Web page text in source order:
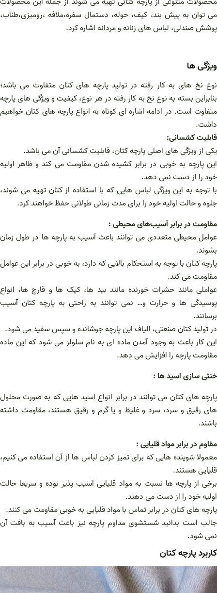
می توان به پیش بند، کیف، حوله، دستمال سفره،ملافه ،رومیزی،طناب،
پوشش صندلی، لباس های زنانه و مردانه اشاره کرد.
ویژگی ها
نوع نخ های به کار رفته در تولید پارچه های کتان متفاوت می باشد؛
بنابراین بسته به نوع نخ به کار رفته در هر نوع، کیفیت و ویژگی های پارچه
متفاوت است. در ادامه اشاره ای کوتاه به انواع پارچه های کتان خواهیم
داشت.
قابلیت کشسانی:
یکی از ویژگی های اصلی پارچه کتان، قابلیت کشسانی آن می باشد.
این پارچه به خوبی در برابر کشیده شدن مقاومت می کند و ظاهر اولیه
خود را از دست نمی دهد.
با توجه به این ویژگی لباس هایی که با استفاده از کتان تهیه می شوند،
جلوه و حالت اولیه خود را برای مدت زمانی طولانی حفظ خواهند کرد.
مقاومت در برابر آسیب‌های محیطی :
عوامل محیطی متعددی می توانند باعث آسیب به پارچه ها در طول زمان
بشوند.
پارچه کتان با توجه به استحکام بالایی که دارد، به خوبی در برابر این عوامل
مقاومت می کند.
عواملی مانند حشرات خورنده مانند بید ها، کپک‌ ها و قارچ‌ ها، انواع
پوسیدگی‌ ها و حرارت و… نمی‌ توانند به‌ راحتی به پارچه کتان آسیب
برسانند.
در تولید کتان صنعتی، الیاف این پارچه جوشانده و سپس سفید می شود.
این کار باعث به وجود آمدن ماده ای به نام سلولز می شود که این ماده
مقاومت پارچه را افزایش می دهد.
خنثی‌ سازی اسید ها :
پارچه‌ های کتان می‌ توانند در برابر انواع اسید هایی که به صورت محلول‌
های رقیق و سرد، سرد و غلیظ و یا گرم و رقیق هستند، مقاومت داشته
باشند.
مقاوم در برابر مواد قلیایی :
معمولا شوینده هایی که برای تمیز کردن لباس ها از آن استفاده می کنیم،
قلیایی هستند.
برخی از پارچه ها نسبت به مواد قلیایی آسیب پذیر بوده و سریعا حالت
اولیه خود را از دست می دهند.
پارچه های کتان در برابر تماس با مواد قلیایی به خوبی مقاومت می کنند.
جالب است بدانید شستشوی مداوم پارچه نیز باعث آسیب به بافت آن
نمی شود.
کاربرد پارچه کتان